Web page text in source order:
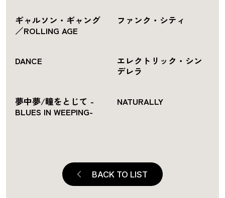
ギャルソン・ギャング
／ROLLING AGE
ファンク・シティ
DANCE
エレクトリック・シン
デレラ
夢中夢/瞳をとじて -
BLUES IN WEEPING-
NATURALLY
BACK TO LIST